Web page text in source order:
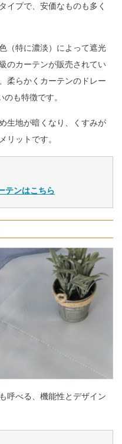
イプで、安価なものも多く
（特に濃淡）によって遮光
のカーテンが販売されてい
柔らかくカーテンのドレー
も特徴です。
生地が暗くなり、くすみが
リットです。
テンはこちら
呼べる、機能性とデザイン